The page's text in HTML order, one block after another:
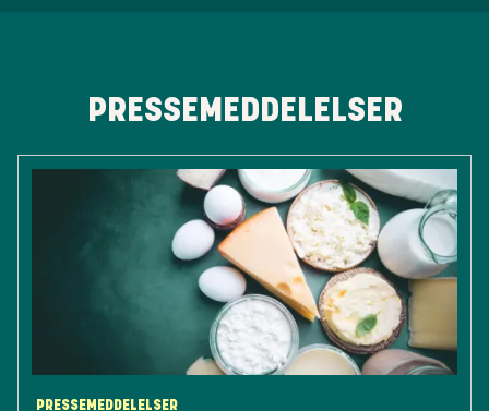
PRESSEMEDDELELSER
PRESSEMEDDELELSER